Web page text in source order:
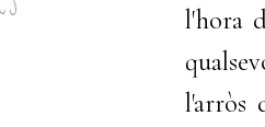
l'hora
l'arròs